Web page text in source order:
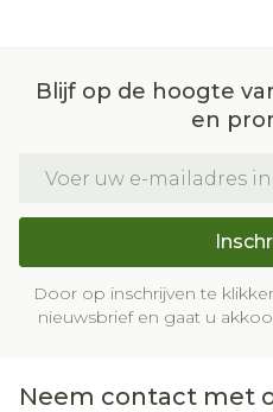
Blijf op de hoogte
en
Door op inschrijven te
nieuwsbrief en gaat u
Neem contact met